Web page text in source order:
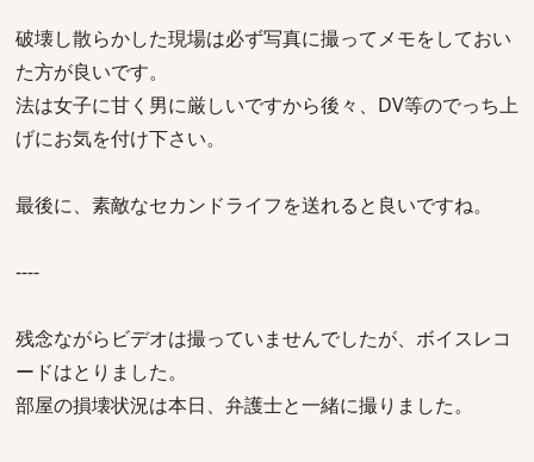
破壊し散らかした現場は必ず写真に撮ってメモをしておい
た方が良いです。
法は女子に甘く男に厳しいですから後々、DV等のでっち上
げにお気を付け下さい。
最後に、素敵なセカンドライフを送れると良いですね。
----
残念ながらビデオは撮っていませんでしたが、ボイスレコ
ードはとりました。
部屋の損壊状況は本日、弁護士と一緒に撮りました。